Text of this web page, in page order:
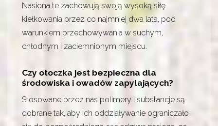
Nasiona te zachowują swoją wysoką siłę
kiełkowania przez co najmniej dwa lata, pod
warunkiem przechowywania w suchym,
chłodnym i zaciemnionym miejscu.
Czy otoczka jest bezpieczna dla
środowiska i owadów zapylających?
Stosowane przez nas polimery i substancje są
dobrane tak, aby ich oddziaływanie ograniczało